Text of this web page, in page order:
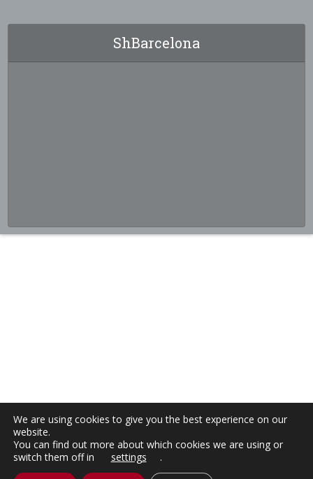
ShBarcelona
We are using cookies to give you the best experience on our
website.
You can find out more about which cookies we are using or
switch them off in
settings .